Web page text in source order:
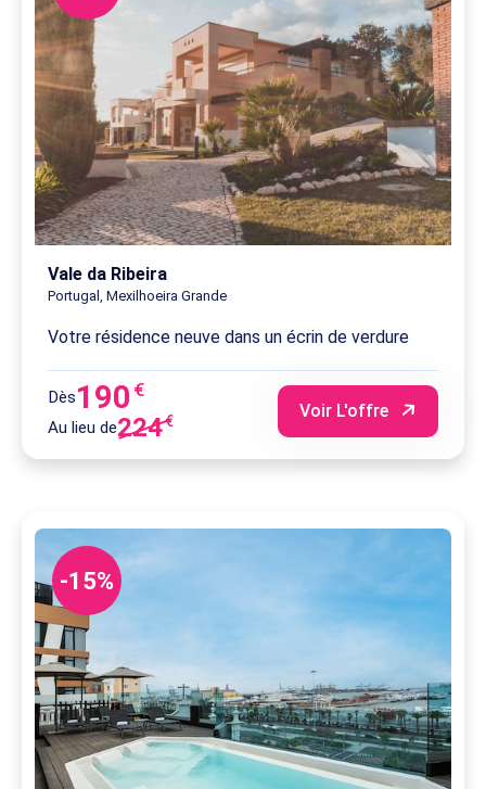
Vale da Ribeira
Portugal, Mexilhoeira Grande
Votre résidence neuve dans un écrin de verdure
Dès190 €
Au lieu de224€
Voir L'offre
-15%